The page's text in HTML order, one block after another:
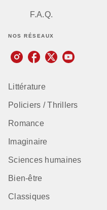
F.A.Q.
NOS RÉSEAUX
Littérature
Policiers / Thrillers
Romance
Imaginaire
Sciences humaines
Bien-être
Classiques